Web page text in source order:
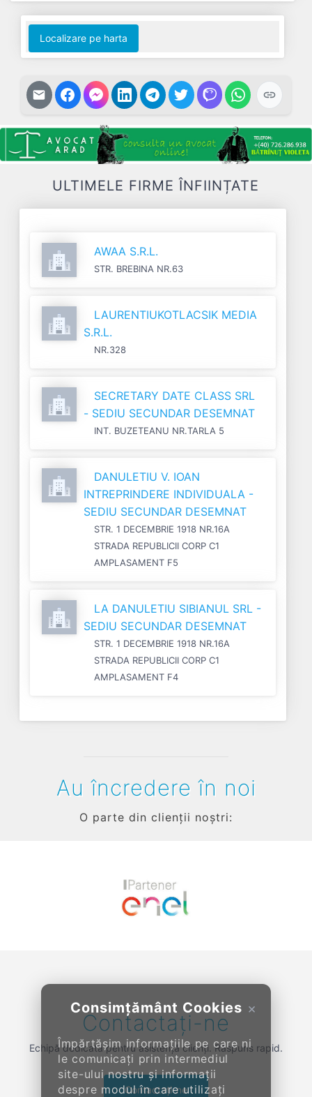
Localizare pe harta
ULTIMELE FIRME ÎNFIINȚATE
AWAA S.R.L.
STR. BREBINA NR.63
LAURENTIUKOTLACSIK MEDIA
S.R.L.
NR.328
SECRETARY DATE CLASS SRL
- SEDIU SECUNDAR DESEMNAT
INT. BUZETEANU NR.TARLA 5
DANULETIU V. IOAN
INTREPRINDERE INDIVIDUALA -
SEDIU SECUNDAR DESEMNAT
STR. 1 DECEMBRIE 1918 NR.16A
STRADA REPUBLICII CORP C1
AMPLASAMENT F5
LA DANULETIU SIBIANUL SRL -
SEDIU SECUNDAR DESEMNAT
STR. 1 DECEMBRIE 1918 NR.16A
STRADA REPUBLICII CORP C1
AMPLASAMENT F4
×
Consimțământ Cookies
Împărtășim informațiile pe care ni
le comunicați prin intermediul
site-ului nostru și informații
despre modul în care utilizați
Au încredere în noi
O parte din clienții noștri:
Contactați-ne
Echipă dedicată pentru asistență clienți. Răspuns rapid.
Contactați-ne